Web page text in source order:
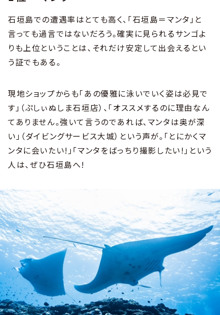
石垣島での遭遇率はとても高く、「石垣島＝マンタ」と
言っても過言ではないだろう。確実に見られるサンゴよ
りも上位ということは、それだけ安定して出会えるとい
う証でもある。
現地ショップからも「あの優雅に泳いでいく姿は必見で
す」（ぷしぃぬしま石垣店）、「オススメするのに理由なん
てありません。強いて言うのであれば、マンタは奥が深
い」（ダイビングサービス大城）という声が。「とにかくマ
ンタに会いたい!」「マンタをばっちり撮影したい!」という
人は、ぜひ石垣島へ!